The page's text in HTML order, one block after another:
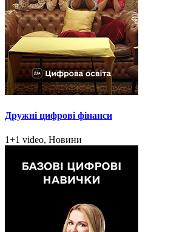
Дружні цифрові фінанси
1+1 video, Новини